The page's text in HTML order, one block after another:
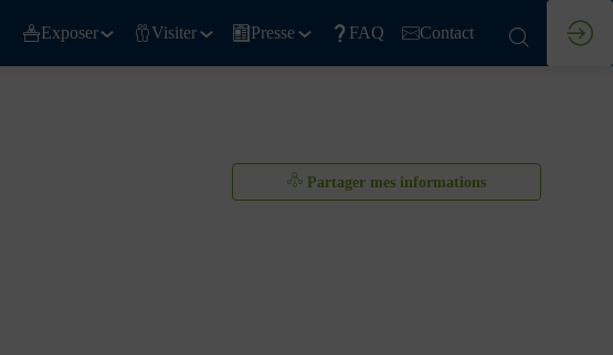
Exposer Visiter Presse FAQ Contact
Partager mes informations